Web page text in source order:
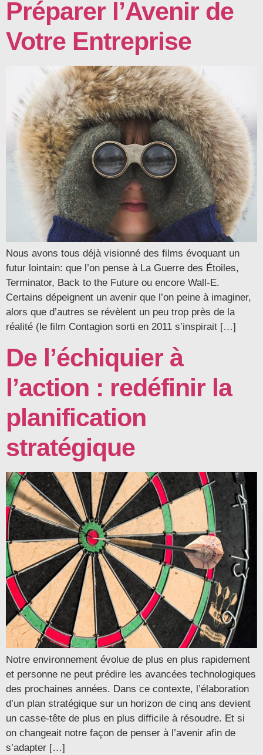
Préparer l’Avenir de
Votre Entreprise
Nous avons tous déjà visionné des films évoquant un
futur lointain: que l’on pense à La Guerre des Étoiles,
Terminator, Back to the Future ou encore Wall-E.
Certains dépeignent un avenir que l’on peine à imaginer,
alors que d’autres se révèlent un peu trop près de la
réalité (le film Contagion sorti en 2011 s’inspirait […]
De l’échiquier à
l’action : redéfinir la
planification
stratégique
Notre environnement évolue de plus en plus rapidement
et personne ne peut prédire les avancées technologiques
des prochaines années. Dans ce contexte, l’élaboration
d’un plan stratégique sur un horizon de cinq ans devient
un casse-tête de plus en plus difficile à résoudre. Et si
on changeait notre façon de penser à l’avenir afin de
s’adapter […]